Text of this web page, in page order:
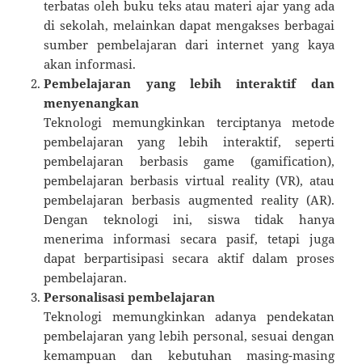
terbatas oleh buku teks atau materi ajar yang ada
di sekolah, melainkan dapat mengakses berbagai
sumber pembelajaran dari internet yang kaya
akan informasi.
Pembelajaran yang lebih interaktif dan
menyenangkan
Teknologi memungkinkan terciptanya metode
pembelajaran yang lebih interaktif, seperti
pembelajaran berbasis game (gamification),
pembelajaran berbasis virtual reality (VR), atau
pembelajaran berbasis augmented reality (AR).
Dengan teknologi ini, siswa tidak hanya
menerima informasi secara pasif, tetapi juga
dapat berpartisipasi secara aktif dalam proses
pembelajaran.
Personalisasi pembelajaran
Teknologi memungkinkan adanya pendekatan
pembelajaran yang lebih personal, sesuai dengan
kemampuan dan kebutuhan masing-masing